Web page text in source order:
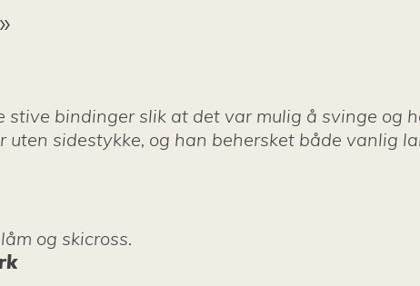
bindinger slik at det var mulig å svinge og
uten sidestykke, og han behersket både vanlig
og skicross.